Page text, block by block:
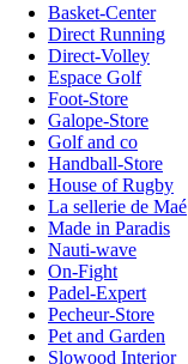
Basket-Center
Direct Running
Direct-Volley
Espace Golf
Foot-Store
Galope-Store
Golf and co
Handball-Store
House of Rugby
La sellerie de Maé
Made in Paradis
Nauti-wave
On-Fight
Padel-Expert
Pecheur-Store
Pet and Garden
Slowood Interior